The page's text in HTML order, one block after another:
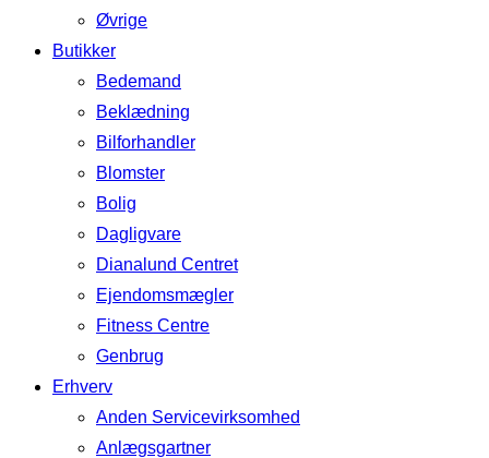
Øvrige
Butikker
Bedemand
Beklædning
Bilforhandler
Blomster
Bolig
Dagligvare
Dianalund Centret
Ejendomsmægler
Fitness Centre
Genbrug
Erhverv
Anden Servicevirksomhed
Anlægsgartner